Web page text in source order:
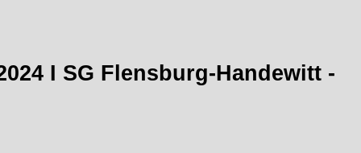
I SG Flensburg-Handewitt -